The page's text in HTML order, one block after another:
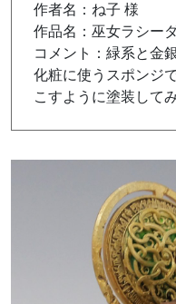
作者名：ね子 様
作品名：巫女ラシー
コメント：緑系と金
化粧に使うスポンジ
こすように塗装して